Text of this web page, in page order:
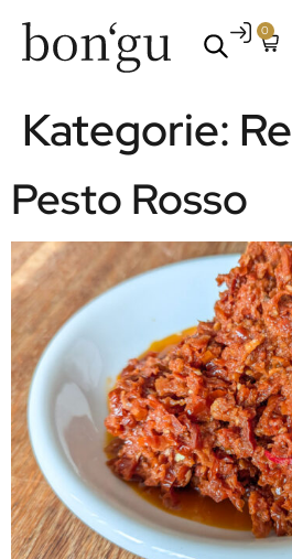
0
Kategorie:
Pesto Rosso